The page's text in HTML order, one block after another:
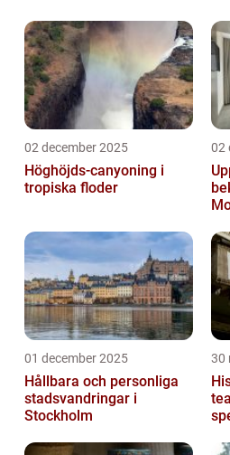
02 december 2025
Höghöjds-canyoning i
tropiska floder
02
01 december 2025
Hållbara och personliga
stadsvandringar i
Stockholm
30